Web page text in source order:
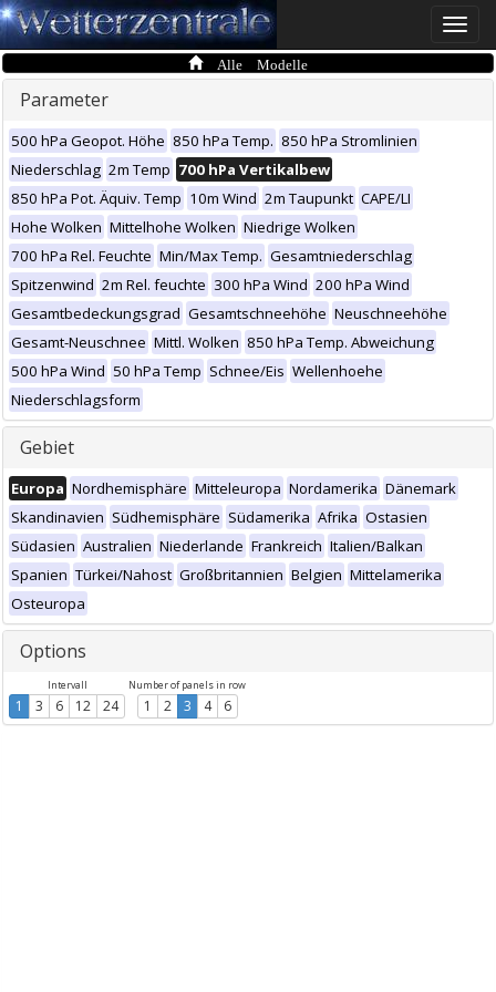
Toggle
Alle Modelle
Parameter
500 hPa Geopot. Höhe 850 hPa Temp. 850 hPa Stromlinien
Niederschlag 2m Temp 700 hPa Vertikalbew
850 hPa Pot. Äquiv. Temp 10m Wind 2m Taupunkt CAPE/LI
Hohe Wolken Mittelhohe Wolken Niedrige Wolken
700 hPa Rel. Feuchte Min/Max Temp. Gesamtniederschlag
Spitzenwind 2m Rel. feuchte 300 hPa Wind 200 hPa Wind
Gesamtbedeckungsgrad Gesamtschneehöhe Neuschneehöhe
Gesamt-Neuschnee Mittl. Wolken 850 hPa Temp. Abweichung
500 hPa Wind 50 hPa Temp Schnee/Eis Wellenhoehe
Niederschlagsform
Gebiet
Europa Nordhemisphäre Mitteleuropa Nordamerika Dänemark
Skandinavien Südhemisphäre Südamerika Afrika Ostasien
Südasien Australien Niederlande Frankreich Italien/Balkan
Spanien Türkei/Nahost Großbritannien Belgien Mittelamerika
Osteuropa
Options
Intervall
1 3 6 12 24
Number of panels in row
1 2 3 4 6